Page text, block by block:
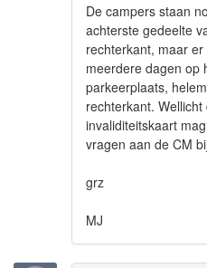
De campers staan
achterste gedeelte
rechterkant, maar
meerdere dagen op
parkeerplaats,
rechterkant.
invaliditeitskaart
vragen aan de CM
grz
MJ